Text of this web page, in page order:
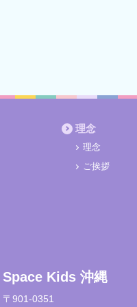
理念
理念
ご挨拶
Space Kids 沖縄
〒901-0351